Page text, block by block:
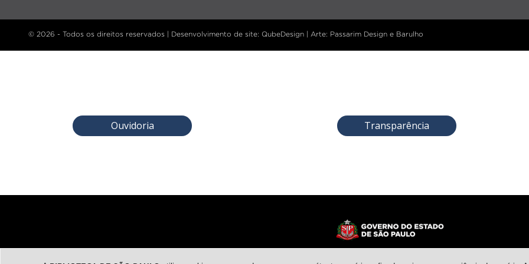
© 2026 - Todos os direitos reservados | Desenvolvimento de site: QubeDesign | Arte: Passarim Design e Barulho
Ouvidoria Transparência